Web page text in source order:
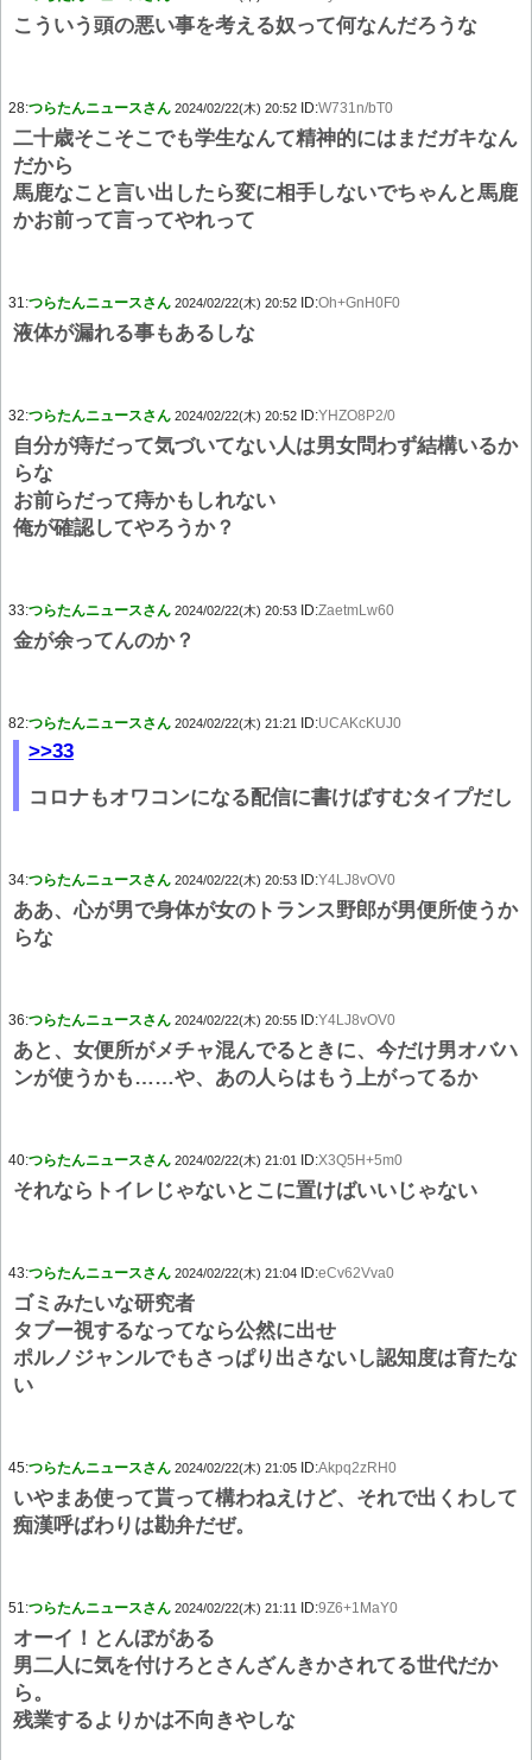
こういう頭の悪い事を考える奴って何なんだろうな
28:つらたんニュースさん 2024/02/22(木) 20:52 ID:W731n/bT0
二十歳そこそこでも学生なんて精神的にはまだガキなん
だから
馬鹿なこと言い出したら変に相手しないでちゃんと馬鹿
かお前って言ってやれって
31:つらたんニュースさん 2024/02/22(木) 20:52 ID:Oh+GnH0F0
液体が漏れる事もあるしな
32:つらたんニュースさん 2024/02/22(木) 20:52 ID:YHZO8P2/0
自分が痔だって気づいてない人は男女問わず結構いるか
らな
お前らだって痔かもしれない
俺が確認してやろうか？
33:つらたんニュースさん 2024/02/22(木) 20:53 ID:ZaetmLw60
金が余ってんのか？
82:つらたんニュースさん 2024/02/22(木) 21:21 ID:UCAKcKUJ0
>>33
コロナもオワコンになる配信に書けばすむタイプだし
34:つらたんニュースさん 2024/02/22(木) 20:53 ID:Y4LJ8vOV0
ああ、心が男で身体が女のトランス野郎が男便所使うか
らな
36:つらたんニュースさん 2024/02/22(木) 20:55 ID:Y4LJ8vOV0
あと、女便所がメチャ混んでるときに、今だけ男オバハ
ンが使うかも……や、あの人らはもう上がってるか
40:つらたんニュースさん 2024/02/22(木) 21:01 ID:X3Q5H+5m0
それならトイレじゃないとこに置けばいいじゃない
43:つらたんニュースさん 2024/02/22(木) 21:04 ID:eCv62Vva0
ゴミみたいな研究者
タブー視するなってなら公然に出せ
ポルノジャンルでもさっぱり出さないし認知度は育たな
い
45:つらたんニュースさん 2024/02/22(木) 21:05 ID:Akpq2zRH0
いやまあ使って貰って構わねえけど、それで出くわして
痴漢呼ばわりは勘弁だぜ。
51:つらたんニュースさん 2024/02/22(木) 21:11 ID:9Z6+1MaY0
オーイ！とんぼがある
男二人に気を付けろとさんざんきかされてる世代だか
ら。
残業するよりかは不向きやしな